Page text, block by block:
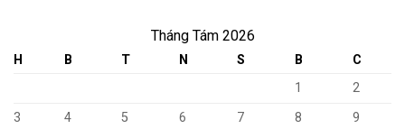
Tháng Tám 2026
H B T N S B
C
1
2
3
4 5 6 7 8
9